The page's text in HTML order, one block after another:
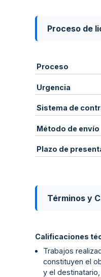
Proceso de
Proceso
Urgencia
Sistema de
Método de envío
Plazo de
Términos y
Calificaciones
Trabajos
constituyen el
y el